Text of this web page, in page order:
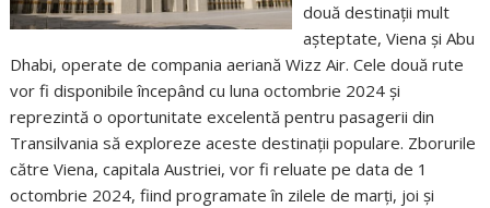
două destinații mult
așteptate, Viena și Abu
Dhabi, operate de compania aeriană Wizz Air. Cele două rute
vor fi disponibile începând cu luna octombrie 2024 și
reprezintă o oportunitate excelentă pentru pasagerii din
Transilvania să exploreze aceste destinații populare. Zborurile
către Viena, capitala Austriei, vor fi reluate pe data de 1
octombrie 2024, fiind programate în zilele de marți, joi și